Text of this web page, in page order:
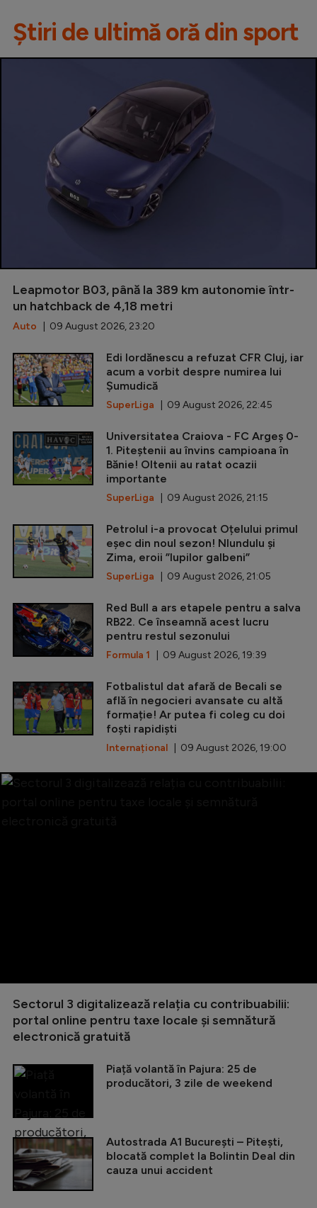
Știri de ultimă oră din sport
Leapmotor B03, până la 389 km autonomie într-
un hatchback de 4,18 metri
Auto | 09 August 2026, 23:20
Edi Iordănescu a refuzat CFR Cluj, iar
acum a vorbit despre numirea lui
Șumudică
SuperLiga | 09 August 2026, 22:45
Universitatea Craiova - FC Argeș 0-
1. Piteștenii au învins campioana în
Bănie! Oltenii au ratat ocazii
importante
SuperLiga | 09 August 2026, 21:15
Petrolul i-a provocat Oțelului primul
eșec din noul sezon! Nlundulu și
Zima, eroii ”lupilor galbeni”
SuperLiga | 09 August 2026, 21:05
Red Bull a ars etapele pentru a salva
RB22. Ce înseamnă acest lucru
pentru restul sezonului
Formula 1 | 09 August 2026, 19:39
Fotbalistul dat afară de Becali se
află în negocieri avansate cu altă
formație! Ar putea fi coleg cu doi
foști rapidiști
Internațional | 09 August 2026, 19:00
Sectorul 3 digitalizează relația cu contribuabilii:
portal online pentru taxe locale și semnătură
electronică gratuită
Piață volantă în Pajura: 25 de
producători, 3 zile de weekend
Autostrada A1 București – Pitești,
blocată complet la Bolintin Deal din
cauza unui accident